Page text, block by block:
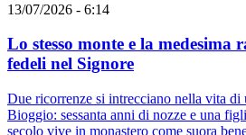
13/07/2026 - 6:14
Lo stesso monte e la medesima
fedeli nel Signore
Due ricorrenze si intrecciano nella vita di
Bioggio: sessanta anni di nozze e una
secolo vive in monastero come suora